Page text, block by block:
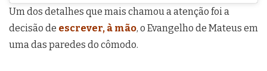
Um dos detalhes que mais chamou a atenção foi a
decisão de escrever, à mão, o Evangelho de Mateus em
uma das paredes do cômodo.